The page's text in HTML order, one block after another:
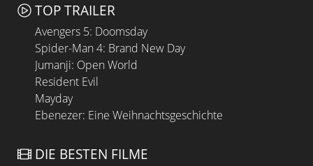
TOP TRAILER
Avengers 5: Doomsday
Spider-Man 4: Brand New Day
Jumanji: Open World
Resident Evil
Mayday
Ebenezer: Eine Weihnachtsgeschichte
DIE BESTEN FILME